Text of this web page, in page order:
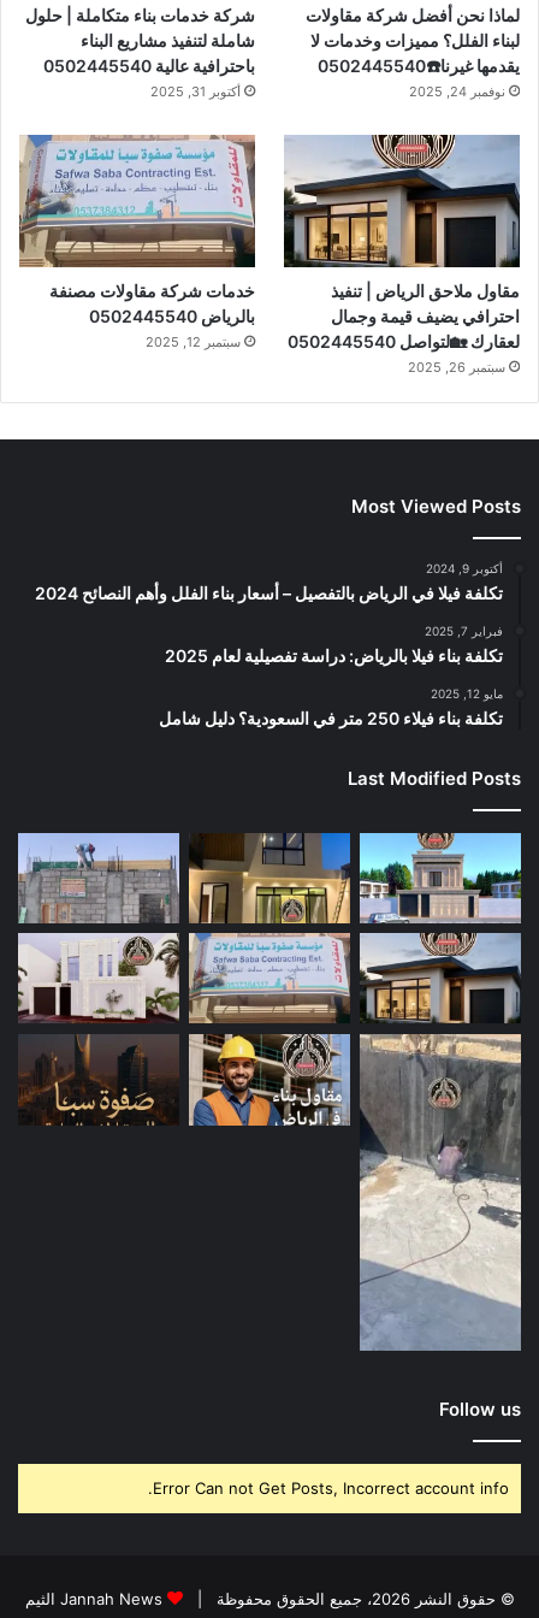
س
e
م
لماذا نحن أفضل شركة مقاولات
لبناء الفلل؟ مميزات وخدمات لا
يقدمها غيرنا☎️0502445540
نوفمبر 24, 2025
شركة خدمات بناء متكاملة | حلول
شاملة لتنفيذ مشاريع البناء
باحترافية عالية 0502445540
أكتوبر 31, 2025
مقاول ملاحق الرياض | تنفيذ
احترافي يضيف قيمة وجمال
لعقارك 🏡لتواصل 0502445540
سبتمبر 26, 2025
خدمات شركة مقاولات مصنفة
بالرياض 0502445540
سبتمبر 12, 2025
Most Viewed Posts
أكتوبر 9, 2024
تكلفة فيلا في الرياض بالتفصيل – أسعار بناء الفلل وأهم النصائح 2024
فبراير 7, 2025
تكلفة بناء فيلا بالرياض: دراسة تفصيلية لعام 2025
مايو 12, 2025
تكلفة بناء فيلاء 250 متر في السعودية؟ دليل شامل
Last Modified Posts
Follow us
Error Can not Get Posts, Incorrect account info.
© حقوق النشر 2026، جميع الحقوق محفوظة | Jannah News الثيم